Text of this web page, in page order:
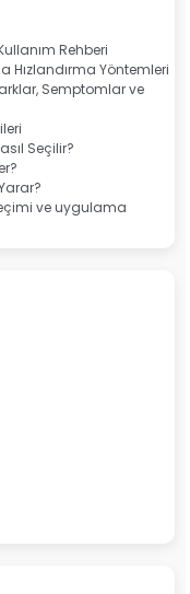
Rehberi
Hızlandırma Yöntemleri
Semptomlar ve
Seçilir?
ve uygulama
Gerekenler
Rehber
Alanları Nelerdir?